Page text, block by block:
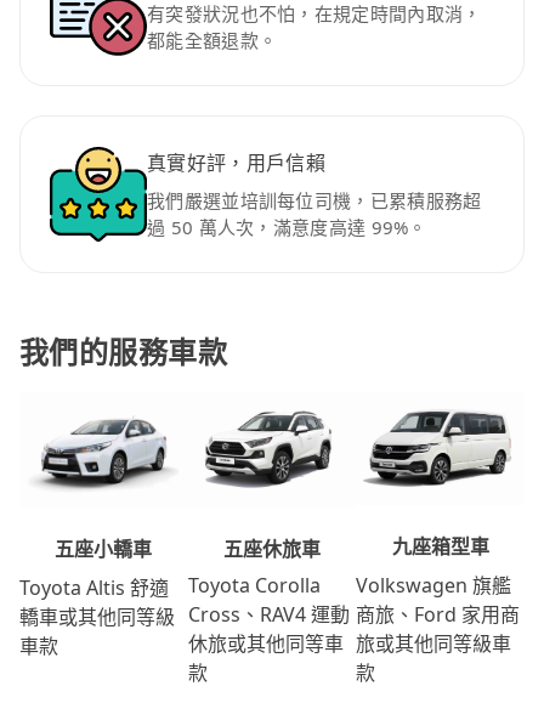
有突發狀況也不怕，在規定時間內取消，
都能全額退款。
真實好評，用戶信賴
我們嚴選並培訓每位司機，已累積服務超
過 50 萬人次，滿意度高達 99%。
我們的服務車款
五座小轎車
Toyota Altis 舒適
轎車或其他同等級
車款
五座休旅車
Toyota Corolla
Cross、RAV4 運動
休旅或其他同等車
款
九座箱型車
Volkswagen 旗艦
商旅、Ford 家用商
旅或其他同等級車
款